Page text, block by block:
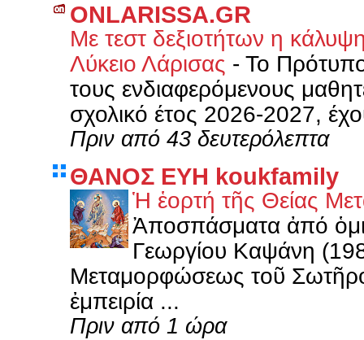
ONLARISSA.GR
Με τεστ δεξιοτήτων η
Λύκειο Λάρισας - Το Πρότυπο
τους ενδιαφερόμενους
σχολικό έτος 2026-2027,
Πριν από 43 δευτερόλεπτα
ΘΑΝΟΣ ΕΥΗ koukfamily
Ἡ ἑορτή τῆς Θείας
Ἀποσπάσματα ἀπό
Γεωργίου Καψάνη
Μεταμορφώσεως τοῦ
ἐμπειρία ...
Πριν από 1 ώρα